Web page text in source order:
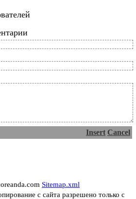
Insert Cancel
Sitemap.xml
с сайта разрешено только с